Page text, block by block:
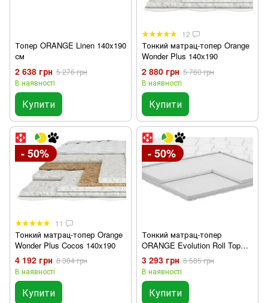
Топер ORANGE Linen 140x190
см
2 638 грн 5 276 грн
В наявності
Купити
12
Тонкий матрац-топер Orange
Wonder Plus 140x190
2 880 грн 5 760 грн
В наявності
Купити
- 50%
11
Тонкий матрац-топер Orange
Wonder Plus Cocos 140x190
4 192 грн 8 384 грн
В наявності
Купити
- 50%
Тонкий матрац-топер
ORANGE Evolution Roll Top
140х190 см
3 293 грн 6 585 грн
В наявності
Купити